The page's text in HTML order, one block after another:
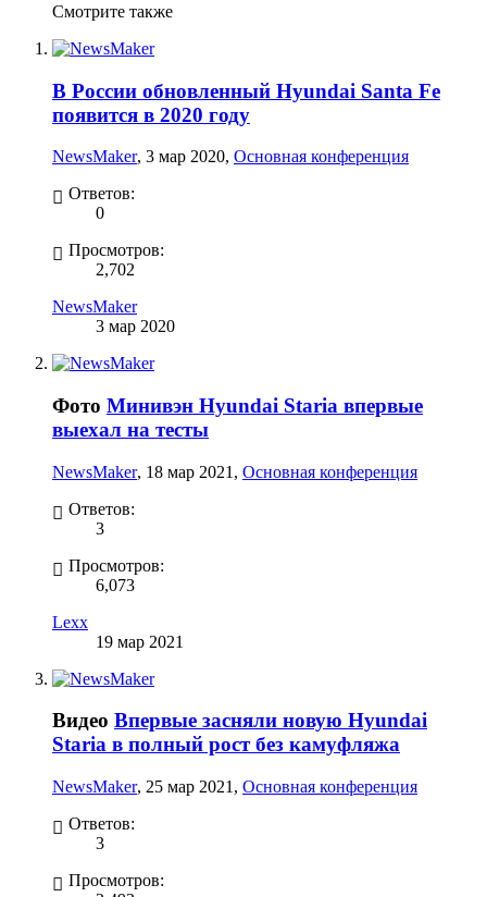
Смотрите также
В России обновленный Hyundai Santa Fe
появится в 2020 году
NewsMaker, 3 мар 2020, Основная конференция
Ответов:
0
Просмотров:
2,702
NewsMaker
3 мар 2020
Фото Минивэн Hyundai Staria впервые
выехал на тесты
NewsMaker, 18 мар 2021 , Основная конференция
Ответов:
3
Просмотров:
6,073
Lexx
19 мар 2021
Видео Впервые засняли новую Hyundai
Staria в полный рост без камуфляжа
NewsMaker, 25 мар 2021 , Основная конференция
Ответов:
3
Просмотров: